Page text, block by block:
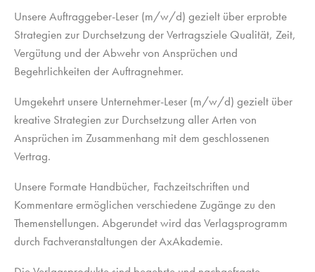
Unsere Auftraggeber-Leser (m/w/d) gezielt über erprobte
Strategien zur Durchsetzung der Vertragsziele Qualität, Zeit,
Vergütung und der Abwehr von Ansprüchen und
Begehrlichkeiten der Auftragnehmer.
Umgekehrt unsere Unternehmer-Leser (m/w/d) gezielt über
kreative Strategien zur Durchsetzung aller Arten von
Ansprüchen im Zusammenhang mit dem geschlossenen
Vertrag.
Unsere Formate Handbücher, Fachzeitschriften und
Kommentare ermöglichen verschiedene Zugänge zu den
Themenstellungen. Abgerundet wird das Verlagsprogramm
durch Fachveranstaltungen der AxAkademie.